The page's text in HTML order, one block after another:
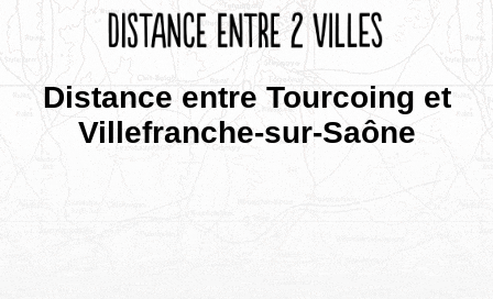
Distance entre Tourcoing et
Villefranche-sur-Saône